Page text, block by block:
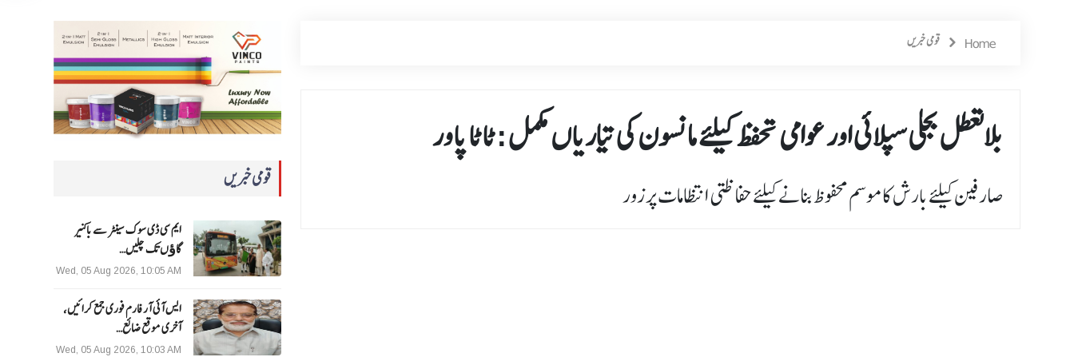
قومی خبریں
ایم سی ڈی سوک سینٹر سے باکنیر
گاﺅں تک چلیں…
Wed, 05 Aug 2026, 10:05 AM
ایس آئی آر فارم فوری جمع کرائیں،
آخری موقع ضائع…
Wed, 05 Aug 2026, 10:03 AM
Home قومی خبریں
بلاتعطل بجلی سپلائی اور عوامی تحفظ کیلئے مانسون کی تیاریاں مکمل :ٹاٹا پاور
صارفین کیلئے بارش کاموسم محفوظ بنانے کیلئے حفاظتی انتظامات پر زور